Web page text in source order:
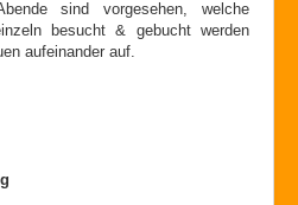
sind vorgesehen, welche
besucht & gebucht werden
aufeinander auf.